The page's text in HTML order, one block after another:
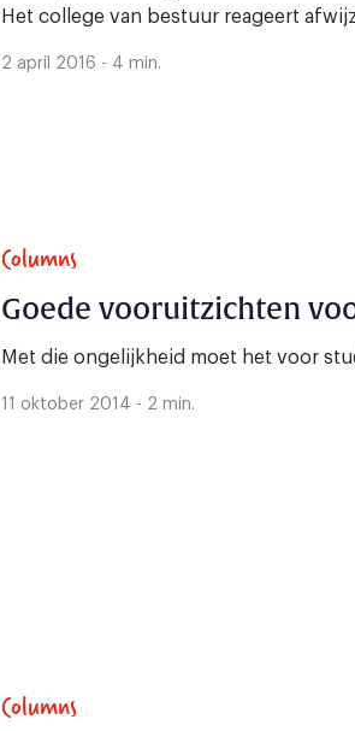
Het college van bestuur reageert
2 april 2016 - 4 min.
Columns
Goede vooruitzichten
Met die ongelijkheid moet het voor
11 oktober 2014 - 2 min.
Columns